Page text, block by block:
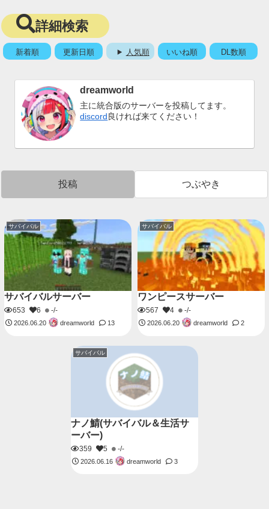
詳細検索
新着順 更新日順 人気順 いいね順 DL数順
dreamworld
主に統合版のサーバーを投稿してます。
discord良ければ来てください！
投稿 つぶやき
サバイバル
サバイバルサーバー
653 6 -/-
2026.06.20 dreamworld 13
サバイバル
ワンピースサーバー
567 4 -/-
2026.06.20 dreamworld 2
サバイバル
ナノ鯖(サバイバル＆生活サ
ーバー)
359 5 -/-
2026.06.16 dreamworld 3